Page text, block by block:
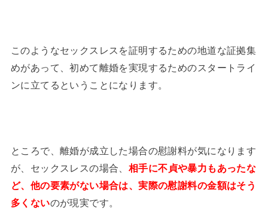
このようなセックスレスを証明するための地道な証拠集
めがあって、初めて離婚を実現するためのスタートライ
ンに立てるということになります。
ところで、離婚が成立した場合の慰謝料が気になります
が、セックスレスの場合、 相手に不貞や暴力もあったな
ど、他の要素がない場合は、実際の慰謝料の金額はそう
多くないのが現実です。